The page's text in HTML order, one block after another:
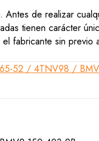
de realizar
tienen carácter
fabricante sin previo